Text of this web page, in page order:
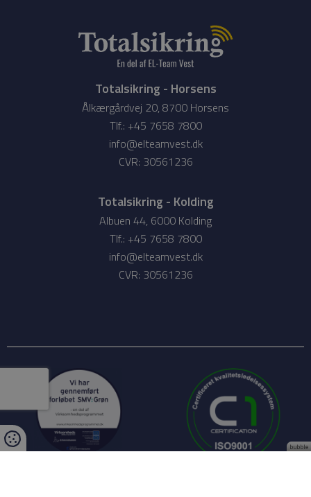
Totalsikring - Horsens
Ålkærgårdvej 20, 8700 Horsens
Tlf.: +45 7658 7800
info@elteamvest.dk
CVR: 30561236
Totalsikring - Kolding
Albuen 44, 6000 Kolding
Tlf.: +45 7658 7800
info@elteamvest.dk
CVR: 30561236